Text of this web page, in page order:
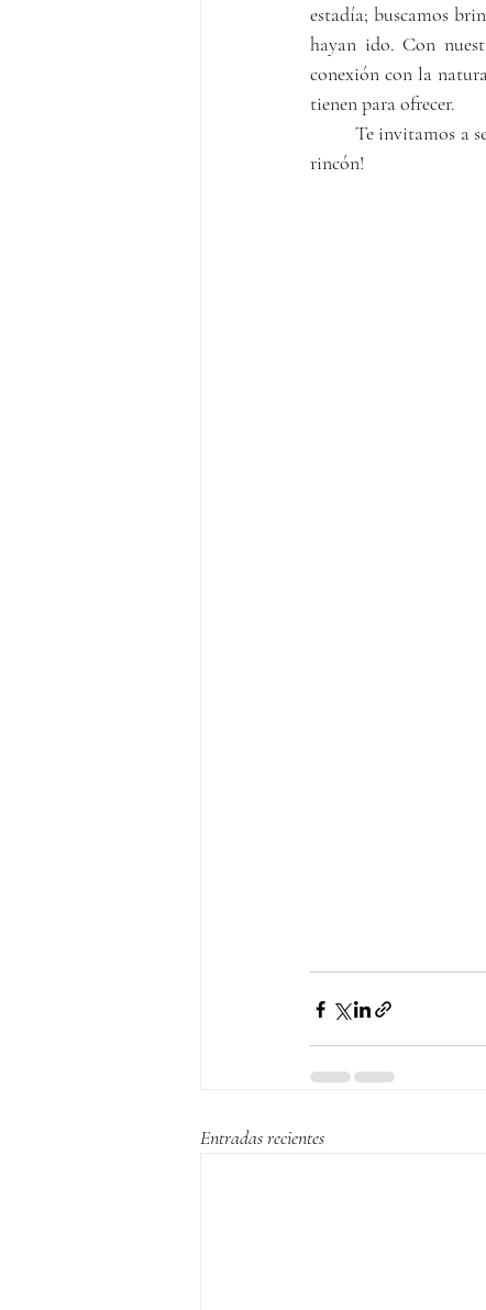
estadía; buscamos
hayan ido. Con
conexión con la
tienen para ofrecer.
Te invitamos a
rincón!
Entradas recientes